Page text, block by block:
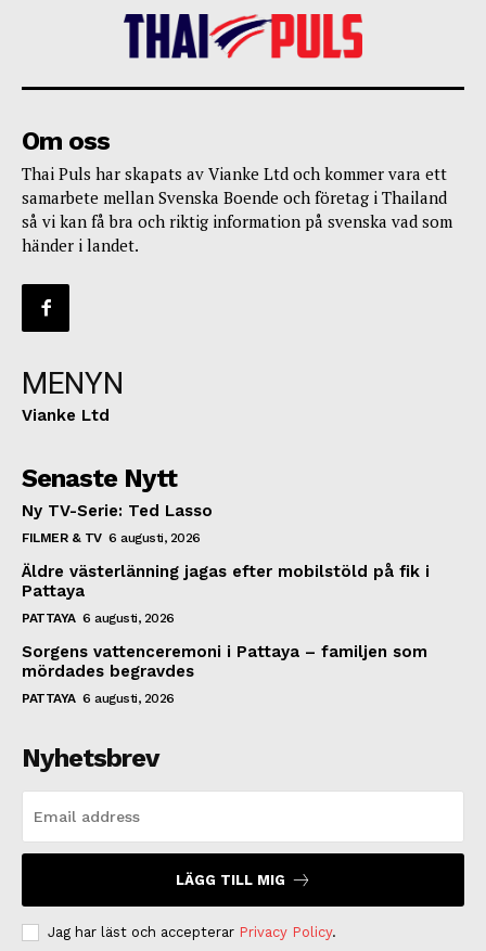
Om oss
Thai Puls har skapats av Vianke Ltd och kommer vara ett
samarbete mellan Svenska Boende och företag i Thailand
så vi kan få bra och riktig information på svenska vad som
händer i landet.
MENYN
Vianke Ltd
Senaste Nytt
Ny TV-Serie: Ted Lasso
FILMER & TV 6 augusti, 2026
Äldre västerlänning jagas efter mobilstöld på fik i
Pattaya
PATTAYA 6 augusti, 2026
Sorgens vattenceremoni i Pattaya – familjen som
mördades begravdes
PATTAYA 6 augusti, 2026
Nyhetsbrev
LÄGG TILL MIG
Jag har läst och accepterar Privacy Policy.